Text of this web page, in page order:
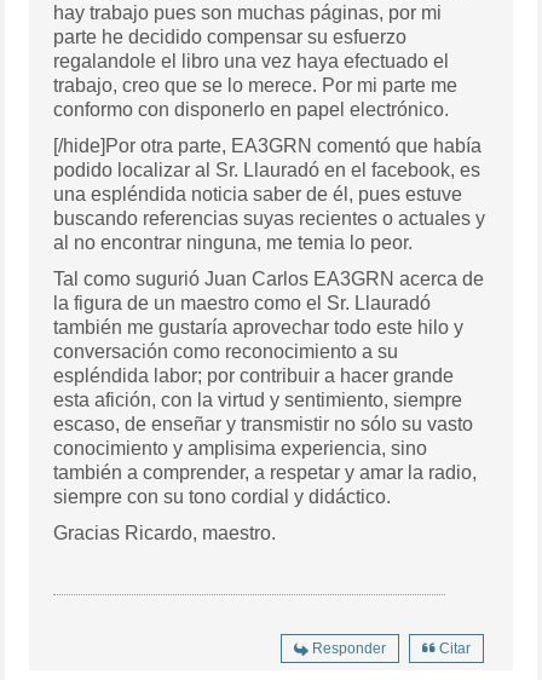
hay trabajo pues son muchas páginas, por mi
parte he decidido compensar su esfuerzo
regalandole el libro una vez haya efectuado el
trabajo, creo que se lo merece. Por mi parte me
conformo con disponerlo en papel electrónico.
[/hide]Por otra parte, EA3GRN comentó que había
podido localizar al Sr. Llauradó en el facebook, es
una espléndida noticia saber de él, pues estuve
buscando referencias suyas recientes o actuales y
al no encontrar ninguna, me temia lo peor.
Tal como sugurió Juan Carlos EA3GRN acerca de
la figura de un maestro como el Sr. Llauradó
también me gustaría aprovechar todo este hilo y
conversación como reconocimiento a su
espléndida labor; por contribuir a hacer grande
esta afición, con la virtud y sentimiento, siempre
escaso, de enseñar y transmistir no sólo su vasto
conocimiento y amplisima experiencia, sino
también a comprender, a respetar y amar la radio,
siempre con su tono cordial y didáctico.
Gracias Ricardo, maestro.
Responder Citar